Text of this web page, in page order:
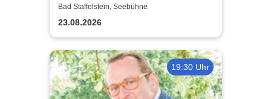
Collins
Bad Staffelstein, Seebühne
23.08.2026
19:30 Uhr